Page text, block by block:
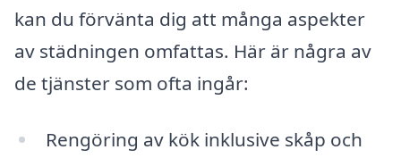
kan du förvänta dig att många aspekter
av städningen omfattas. Här är några av
de tjänster som ofta ingår:
Rengöring av kök inklusive skåp och